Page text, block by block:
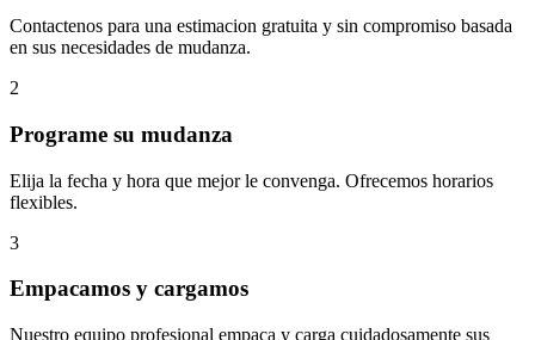
Contactenos para una estimacion gratuita y sin compromiso basada
en sus necesidades de mudanza.
2
Programe su mudanza
Elija la fecha y hora que mejor le convenga. Ofrecemos horarios
flexibles.
3
Empacamos y cargamos
Nuestro equipo profesional empaca y carga cuidadosamente sus